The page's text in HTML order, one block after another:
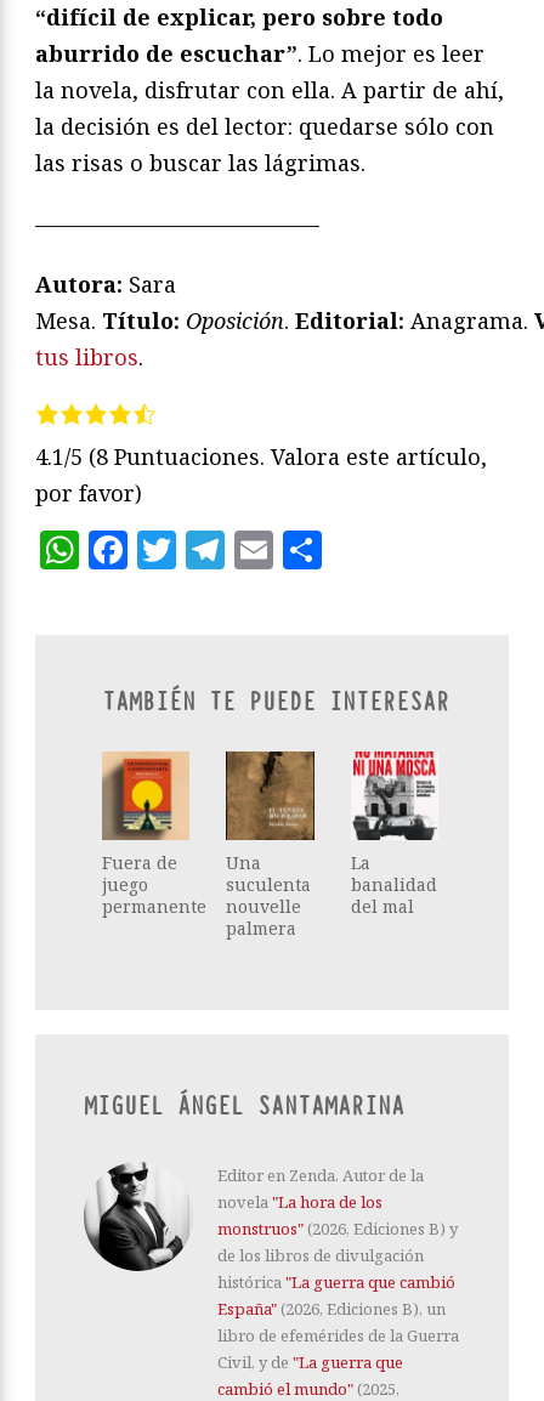
“difícil de explicar, pero sobre todo
aburrido de escuchar”. Lo mejor es leer
la novela, disfrutar con ella. A partir de ahí,
la decisión es del lector: quedarse sólo con
las risas o buscar las lágrimas.
—————————————
Autora: Sara
Mesa. Título: Oposición. Editorial: Anagrama.
tus libros.
4.1/5 (8 Puntuaciones. Valora este artículo,
por favor)
WhatsApp
Facebook
Twitter
Telegram
Email
TAMBIÉN TE PUEDE INTERESAR
Fuera de
juego
permanente
Una
suculenta
nouvelle
palmera
La
banalidad
del mal
MIGUEL ÁNGEL SANTAMARINA
Editor en Zenda. Autor de la
novela "La hora de los
monstruos" (2026, Ediciones B) y
de los libros de divulgación
histórica "La guerra que cambió
España" (2026, Ediciones B), un
libro de efemérides de la Guerra
Civil, y de "La guerra que
cambió el mundo" (2025,